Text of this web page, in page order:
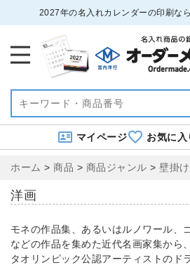
2027年の名入れカレンダーの印刷な
マイページ お気に入
ホーム > 商品 > 商品ジャンル > 壁掛
洋画
モネの作品集、あるいはルノワール、
などの作品を集めた近代名画家集から
タオリンピック公認アーティストのド